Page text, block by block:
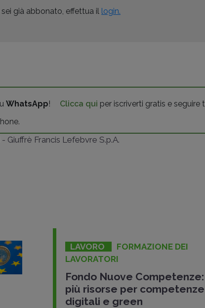
sei già abbonato, effettua il login.
WhatsApp! Clicca qui per iscriverti gratis e
Francis Lefebvre S.p.A.
LAVORO
FORMAZIONE DEI
LAVORATORI
Fondo Nuove Competenze:
più risorse per competenze
digitali e green